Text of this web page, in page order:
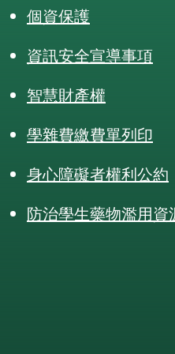
個資保護
資訊安全宣導事項
智慧財產權
學雜費繳費單列印
身心障礙者權利公約
防治學生藥物濫用資